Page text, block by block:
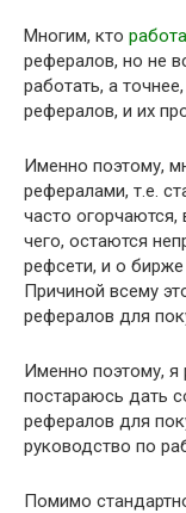
Многим, кто
рефералов, но не
работать, а
рефералов, и их
Именно поэтому,
рефералами, т.е.
часто огорчаются,
чего, остаются
рефсети, и о
Причиной всему
рефералов для
Именно поэтому, я
постараюсь дать
рефералов для
руководство по
Помимо